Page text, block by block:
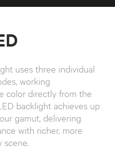
uses three individual
working
color directly from the
backlight achieves up
gamut, delivering
with richer, more
scene.